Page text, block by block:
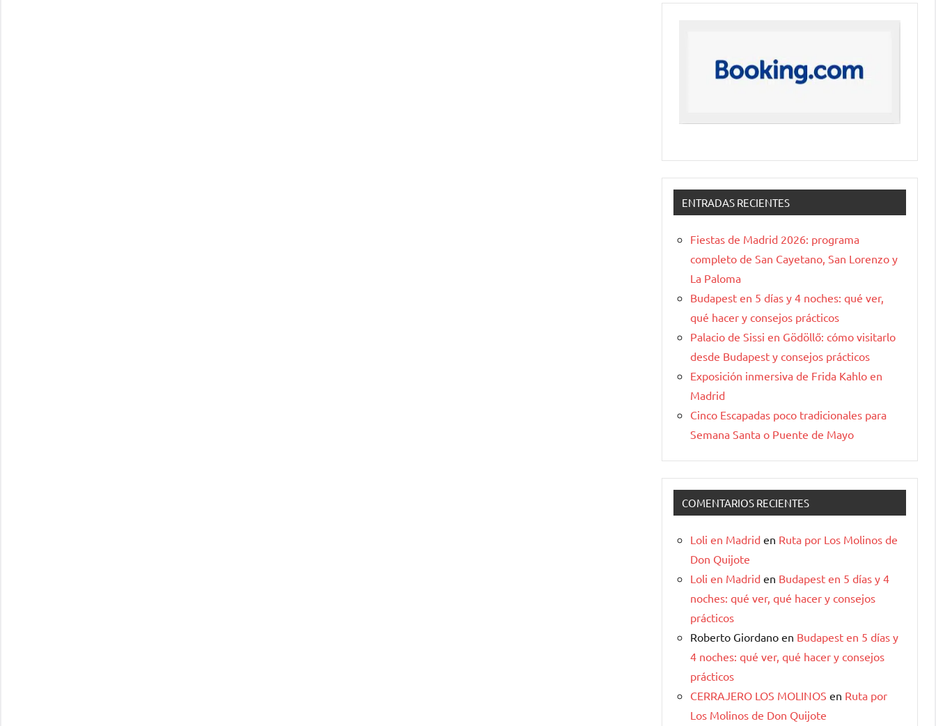
ENTRADAS RECIENTES
Fiestas de Madrid 2026: programa
completo de San Cayetano, San Lorenzo y
La Paloma
Budapest en 5 días y 4 noches: qué ver,
qué hacer y consejos prácticos
Palacio de Sissi en Gödöllő: cómo visitarlo
desde Budapest y consejos prácticos
Exposición inmersiva de Frida Kahlo en
Madrid
Cinco Escapadas poco tradicionales para
Semana Santa o Puente de Mayo
COMENTARIOS RECIENTES
Loli en Madrid en Ruta por Los Molinos de
Don Quijote
Loli en Madrid en Budapest en 5 días y 4
noches: qué ver, qué hacer y consejos
prácticos
Roberto Giordano en Budapest en 5 días y
4 noches: qué ver, qué hacer y consejos
prácticos
CERRAJERO LOS MOLINOS en Ruta por
Los Molinos de Don Quijote